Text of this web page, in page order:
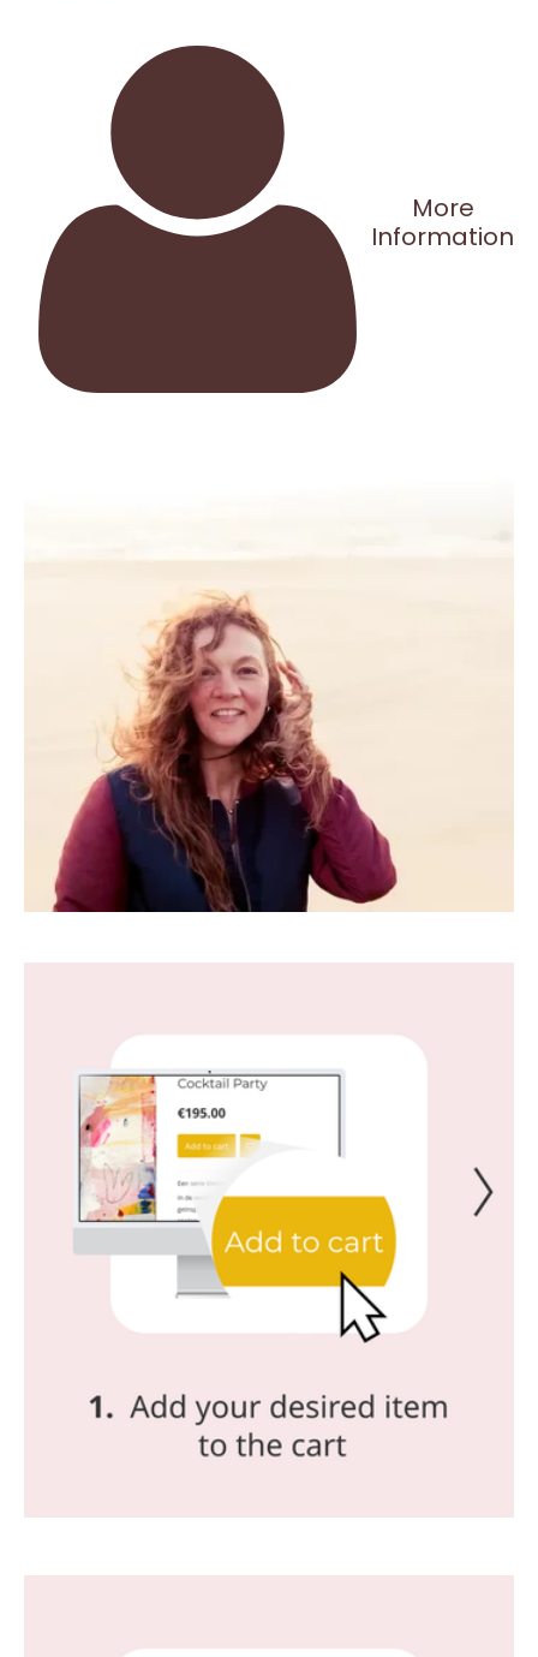
More
Information